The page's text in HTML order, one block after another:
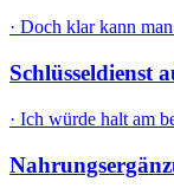
· Doch klar kann
Schlüsseldienst
· Ich würde halt am